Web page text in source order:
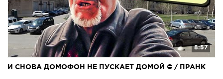
8:57
И СНОВА ДОМОФОН НЕ ПУСКАЕТ ДОМОЙ ⛔ / ПРАНК